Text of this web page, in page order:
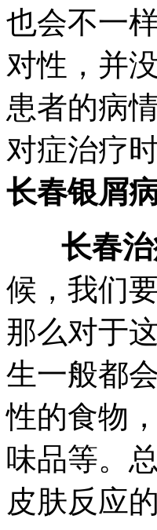
也会不一
对性，并
患者的病
对症治疗
长春银屑
长春
候，我们
那么对于
生一般都
性的食物
味品等。
皮肤反应